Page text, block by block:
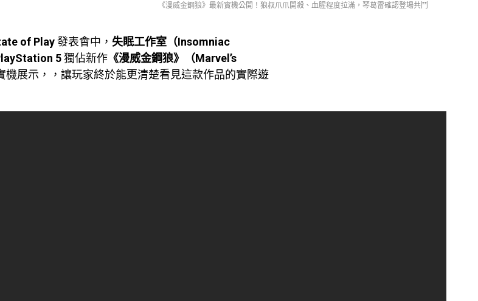
《漫威金鋼狼》最新實機公開！狼叔爪爪開殺、血腥程度拉滿，琴葛雷確認登場共鬥
of Play發表會中， 失眠工作室（Insomniac
5獨佔新作 《漫威金鋼狼》（Marvel’s
機展示，，讓玩家終於能更清楚看見這款作品的實際遊